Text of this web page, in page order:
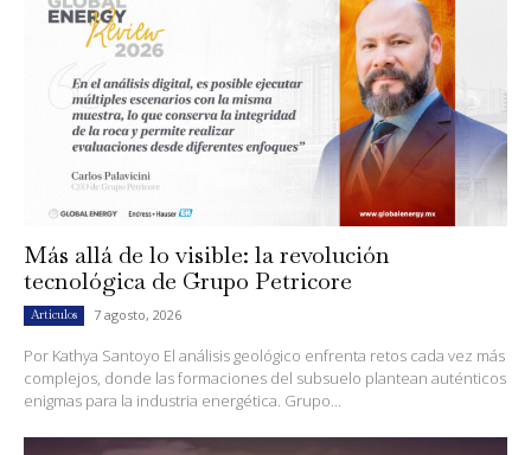
Más allá de lo visible: la revolución
tecnológica de Grupo Petricore
Artículos 7 agosto, 2026
Por Kathya Santoyo El análisis geológico enfrenta retos cada vez más
complejos, donde las formaciones del subsuelo plantean auténticos
enigmas para la industria energética. Grupo...